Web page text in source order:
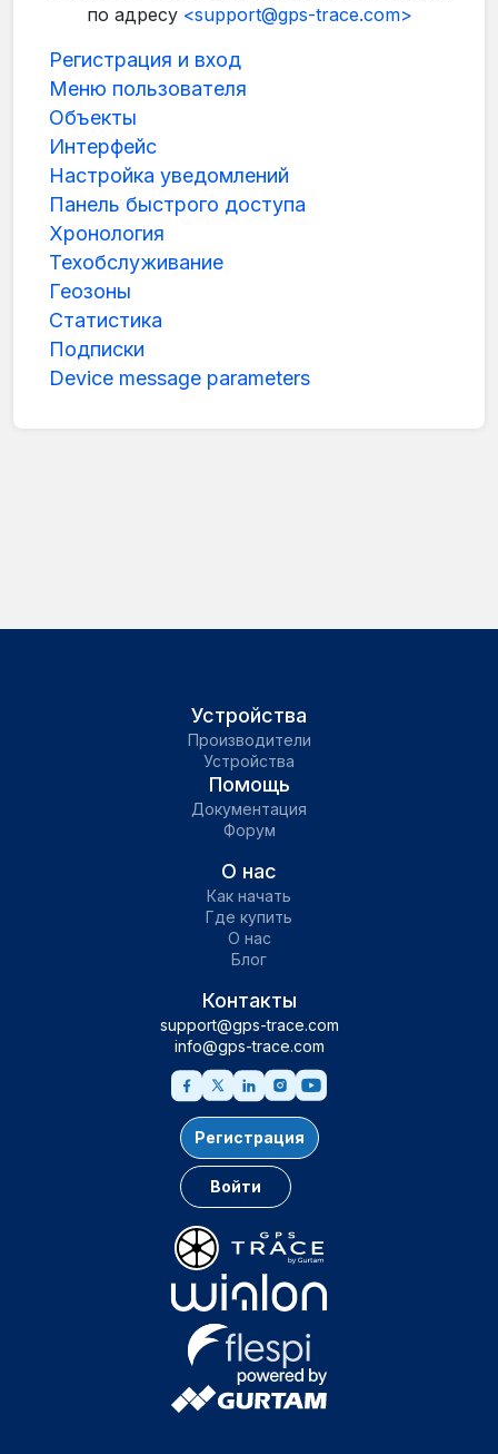
по адресу<support@gps-trace.com>
Регистрация и вход
Меню пользователя
Объекты
Интерфейс
Настройка уведомлений
Панель быстрого доступа
Хронология
Техобслуживание
Геозоны
Статистика
Подписки
Device message parameters
Устройства
Производители
Устройства
Помощь
Документация
Форум
О нас
Как начать
Где купить
О нас
Блог
Контакты
support@gps-trace.com
info@gps-trace.com
Регистрация
Войти